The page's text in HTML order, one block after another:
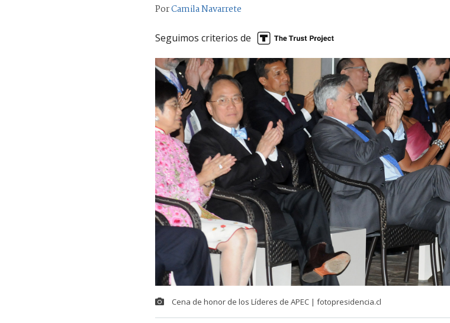
PorCamila Navarrete
Seguimos criterios de
Cena de honor de los Líderes de APEC | fotopresidencia.cl